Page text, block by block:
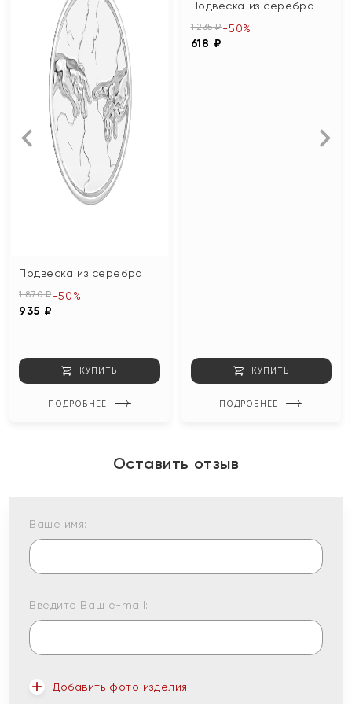
Подвеска из серебра
1 870 ₽
935 ₽
-50%
КУПИТЬ
ПОДРОБНЕЕ
Подвеска из серебра
1 235 ₽
618 ₽
-50%
КУПИТЬ
ПОДРОБНЕЕ
Оставить отзыв
Ваше имя:
Введите Ваш e-mail:
Добавить фото изделия